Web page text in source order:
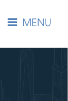
MENU